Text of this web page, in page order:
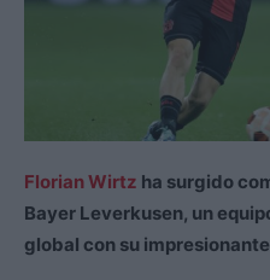
Florian Wirtz ha surgido
Bayer Leverkusen, un
global con su